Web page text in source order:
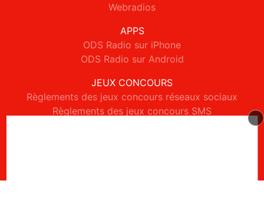
Webradios
APPS
ODS Radio sur iPhone
ODS Radio sur Android
JEUX CONCOURS
Règlements des jeux concours réseaux sociaux
Règlements des jeux concours SMS